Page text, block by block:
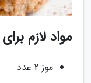
مواد لازم
موز 2 عدد